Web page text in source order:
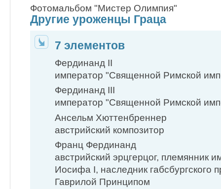
Фотомальбом "Мистер Олимпия"
Другие уроженцы Граца
7 элементов
Фердинанд II
император "Священной Римской
Фердинанд III
император "Священной Римской
Ансельм Хюттенбреннер
австрийский композитор
Франц Фердинанд
австрийский эрцгерцог, племянник
Иосифа I, наследник габсбургского
Гаврилой Принципом